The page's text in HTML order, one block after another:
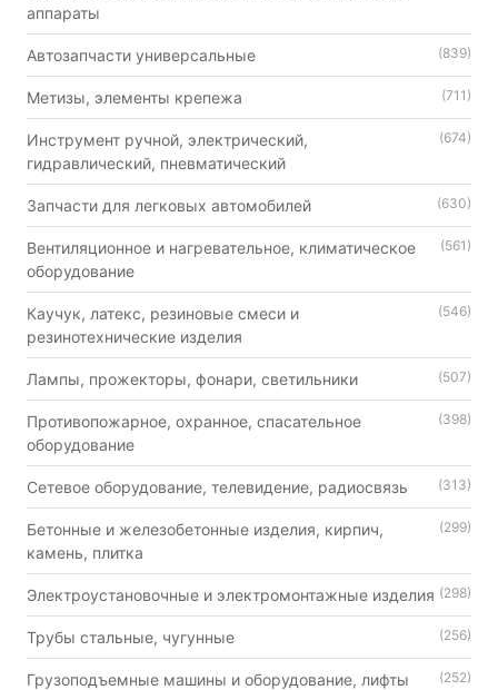
аппараты
Автозапчасти универсальные (839)
Метизы, элементы крепежа (711)
Инструмент ручной, электрический,
гидравлический, пневматический
(674)
Запчасти для легковых автомобилей (630)
Вентиляционное и нагревательное, климатическое
оборудование
(561)
Каучук, латекс, резиновые смеси и
резинотехнические изделия
(546)
Лампы, прожекторы, фонари, светильники (507)
Противопожарное, охранное, спасательное
оборудование
(398)
Сетевое оборудование, телевидение, радиосвязь (313)
Бетонные и железобетонные изделия, кирпич,
камень, плитка
(299)
Электроустановочные и электромонтажные изделия (298)
Трубы стальные, чугунные (256)
Грузоподъемные машины и оборудование, лифты (252)